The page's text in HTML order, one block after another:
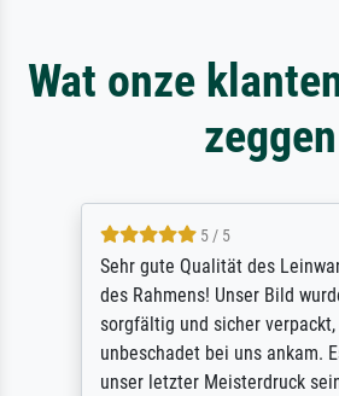
Wat onze
zeggen
5 / 5
Sehr gute Qualität des
des Rahmens! Unser Bild
sorgfältig und sicher verpackt,
unbeschadet bei uns ankam.
unser letzter Meisterdruck